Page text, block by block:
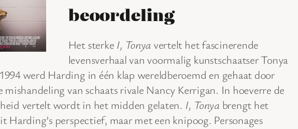
beoordeling
Het sterke I, Tonya vertelt het fascinerende
levensverhaal van voormalig kunstschaatser Tonya
werd Harding in één klap wereldberoemd en gehaat door
mishandeling van schaats rivale Nancy Kerrigan. In hoeverre de
vertelt wordt in het midden gelaten. I, Tonyabrengt het
Harding’s perspectief, maar met een knipoog. Personages